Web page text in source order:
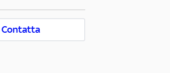
Contatta